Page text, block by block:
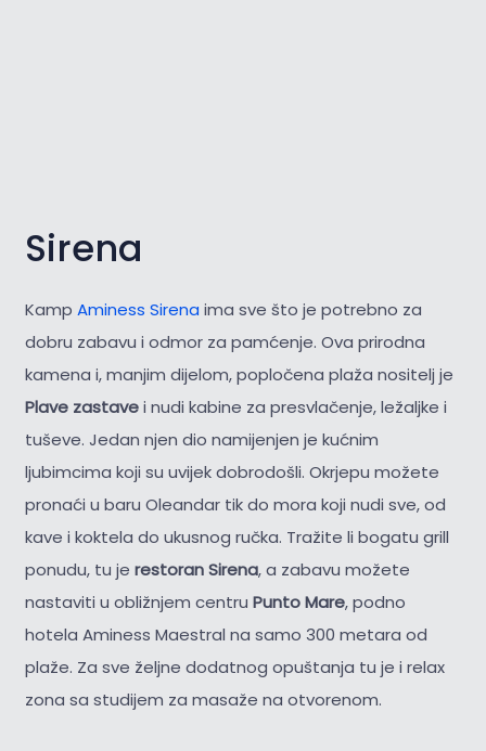
Sirena
Kamp Aminess Sirena ima sve što je potrebno za
dobru zabavu i odmor za pamćenje. Ova prirodna
kamena i, manjim dijelom, popločena plaža nositelj je
Plave zastavei nudi kabine za presvlačenje, ležaljke i
tuševe. Jedan njen dio namijenjen je kućnim
ljubimcima koji su uvijek dobrodošli. Okrjepu možete
pronaći u baru Oleandar tik do mora koji nudi sve, od
kave i koktela do ukusnog ručka. Tražite li bogatu grill
ponudu, tu je restoran Sirena, a zabavu možete
nastaviti u obližnjem centru Punto Mare, podno
hotela Aminess Maestral na samo 300 metara od
plaže. Za sve željne dodatnog opuštanja tu je i relax
zona sa studijem za masaže na otvorenom.